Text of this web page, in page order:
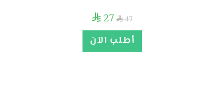
47
27
أطلب الآن